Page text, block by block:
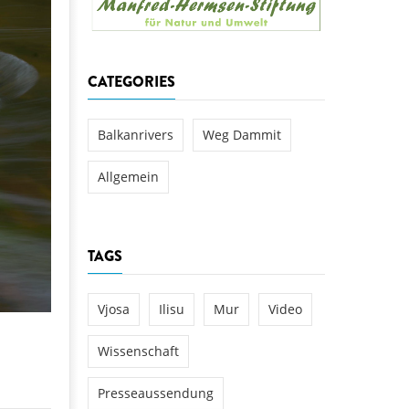
Ulog verursacht
DAMMIT
für den Kamp: Aus für
im Kamptal
CATEGORIES
Balkanrivers Weg Dammit
Allgemein
TAGS
Vjosa Ilisu Mur Video
Wissenschaft
Presseaussendung